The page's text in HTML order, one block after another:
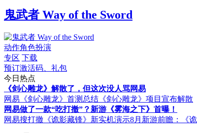
鬼武者 Way of the Sword
动作角色扮演
专区 下载
预订激活码、礼包
今日热点
《剑心雕龙》解散了，但这次没人骂网易
网易《剑心雕龙》首测总结 《剑心雕龙》项目宣布解散
网易做了一款“吃打撤”？新游《雾海之下》首曝！
网易搜打撤《诡影藏锋》新实机演示8月新游前瞻：《